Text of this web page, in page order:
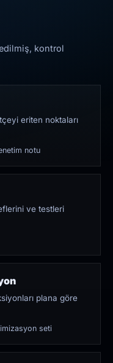
kontrol
eriten noktaları
notu
ve testleri
plana göre
seti